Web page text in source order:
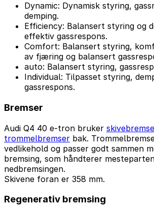
Dynamic: Dynamisk styring,
demping.
Efficiency: Balansert styring og
effektiv gassrespons.
Comfort: Balansert styring,
av fjæring og balansert
auto: Balansert styring,
Individual: Tilpasset styring,
gassrespons.
Bremser
Audi Q4 40 e-tron bruker
trommelbremser bak.
vedlikehold og passer godt sammen
bremsing, som håndterer
nedbremsingen.
Skivene foran er 358 mm.
Regenerativ bremsing